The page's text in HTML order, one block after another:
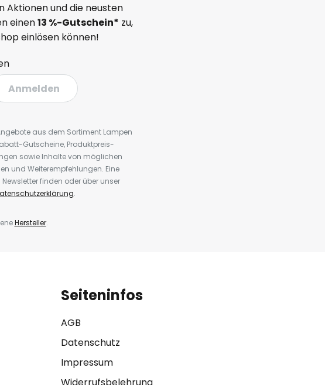
Aktionen und die neusten
einen13 %-Gutschein* zu,
einlösen können!
Anmelden
aus dem Sortiment Lampen
Gutscheine, Produktpreis-
sowie Inhalte von möglichen
und Weiterempfehlungen. Eine
finden oder über unser
.
Hersteller.
Seiteninfos
AGB
Datenschutz
Impressum